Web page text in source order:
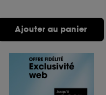
Ajouter au panier